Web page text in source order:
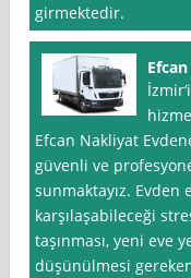
girmektedir.
Efcan Nakliyat
güvenli ve
sunmaktayız. Evden
karşılaşabileceği
taşınması, yeni eve
düşünülmesi